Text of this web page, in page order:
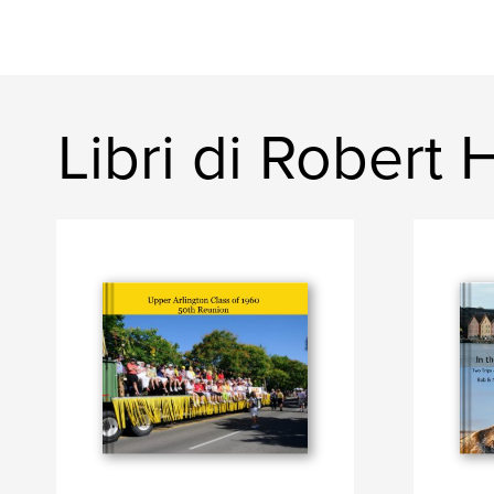
Libri di Robert